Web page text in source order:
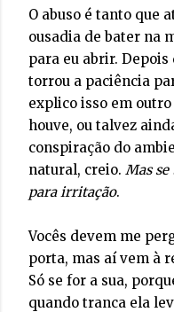
O abuso é tanto que
ousadia de bater na
para eu abrir. Depois
torrou a paciência
explico isso em
houve, ou talvez
conspiração do
natural, creio. Mas
para irritação.
Vocês devem me
porta, mas aí vem à
Só se for a sua,
quando tranca ela